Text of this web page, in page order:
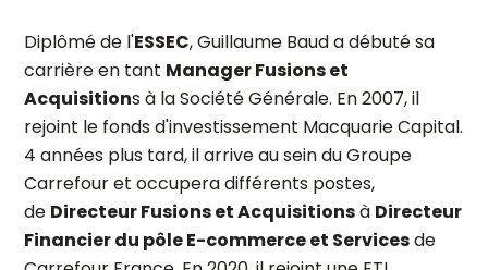
Diplômé de l'ESSEC, Guillaume Baud a débuté sa
carrière en tant Manager Fusions et
Acquisitions à la Société Générale. En 2007, il
rejoint le fonds d'investissement Macquarie Capital.
4 années plus tard, il arrive au sein du Groupe
Carrefour et occupera différents postes,
de Directeur Fusions et Acquisitionsà Directeur
Financier du pôle E-commerce et Servicesde